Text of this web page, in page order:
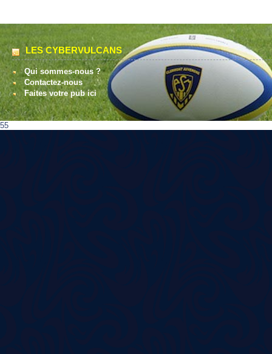
LES CYBERVULCANS
Qui sommes-nous ?
Contactez-nous
Faites votre pub ici
55